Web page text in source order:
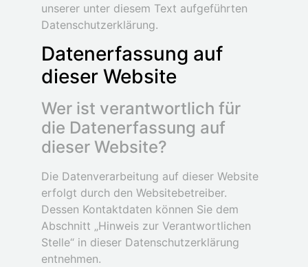
unserer unter diesem Text aufgeführten
Datenschutzerklärung.
Datenerfassung auf
dieser Website
Wer ist verantwortlich für
die Datenerfassung auf
dieser Website?
Die Datenverarbeitung auf dieser Website
erfolgt durch den Websitebetreiber.
Dessen Kontaktdaten können Sie dem
Abschnitt „Hinweis zur Verantwortlichen
Stelle“ in dieser Datenschutzerklärung
entnehmen.